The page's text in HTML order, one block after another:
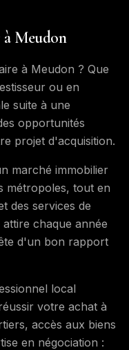
Meudon
à Meudon ? Que
ou en
suite à une
opportunités
projet d'acquisition.
marché immobilier
métropoles, tout en
des services de
chaque année
d'un bon rapport
local
votre achat à
accès aux biens
en négociation :